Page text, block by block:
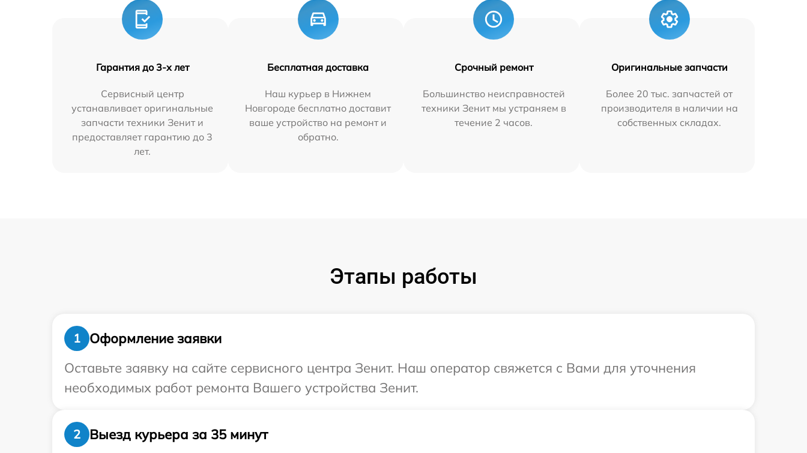
Гарантия до 3-х лет
Сервисный центр
устанавливает оригинальные
запчасти техники Зенит и
предоставляет гарантию до 3
лет.
Бесплатная доставка
Наш курьер в Нижнем
Новгороде бесплатно доставит
ваше устройство на ремонт и
обратно.
Срочный ремонт
Большинство неисправностей
техники Зенит мы устраняем в
течение 2 часов.
Оригинальные запчасти
Более 20 тыс. запчастей от
производителя в наличии на
собственных складах.
Этапы работы
1
Оформление заявки
Оставьте заявку на сайте сервисного центра Зенит. Наш оператор свяжется с Вами для уточнения
необходимых работ ремонта Вашего устройства Зенит.
2
Выезд курьера за 35 минут